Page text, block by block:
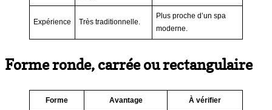
Expérience Très traditionnelle.
Plus proche d’un spa
moderne.
Forme ronde, carrée ou rectangulaire
Forme Avantage À vérifier